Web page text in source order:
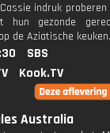
indruk
gezonde
de Aziatische keuken.
SBS
Kook.TV
Australia